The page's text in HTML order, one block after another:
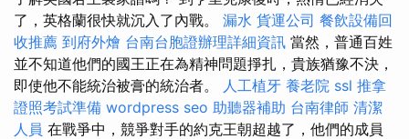
了，英格蘭很快就沉入了內戰。 漏水 貨運公司 餐飲設備回
收推薦 到府外燴 台南台胞證辦理詳細資訊 當然，普通百姓
並不知道他們的國王正在為精神問題掙扎，貴族猶豫不決，
即使他不能統治被膏的統治者。 人工植牙 養老院 ssl 推拿
證照考試準備 wordpress seo 助聽器補助 台南律師 清潔
人員 在戰爭中，競爭對手的約克王朝超越了，他們的成員